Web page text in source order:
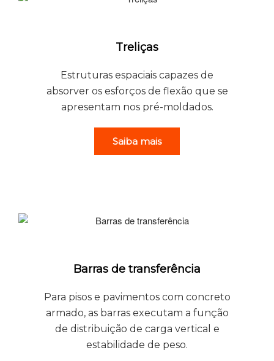
Treliças
Estruturas espaciais capazes de
absorver os esforços de flexão que se
apresentam nos pré-moldados.
Saiba mais
Barras de transferência
Para pisos e pavimentos com concreto
armado, as barras executam a função
de distribuição de carga vertical e
estabilidade de peso.